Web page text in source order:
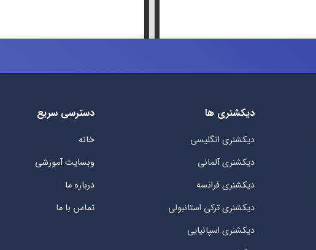
دیکشنری ها
دیکشنری انگلیسی
دیکشنری آلمانی
دیکشنری فرانسه
دیکشنری ترکی استانبولی
دیکشنری اسپانیایی
دسترسی سریع
خانه
وبسایت آموزشی
درباره ما
تماس با ما